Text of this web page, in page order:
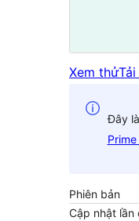
Xem thử
Đây
Phiên bản
Cập nhật lần